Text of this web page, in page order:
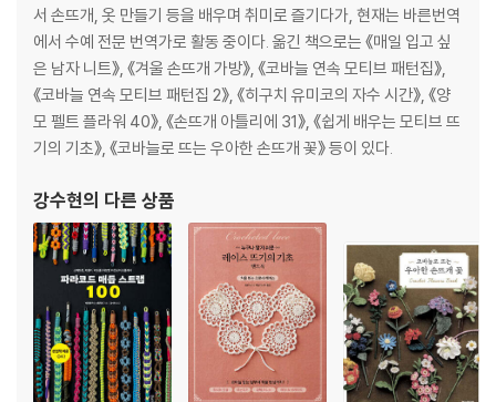
서 손뜨개, 옷 만들기 등을 배우며 취미로 즐기다가, 현재는 바른번역
에서 수예 전문 번역가로 활동 중이다. 옮긴 책으로는 《매일 입고 싶
은 남자 니트》, 《겨울 손뜨개 가방》, 《코바늘 연속 모티브 패턴집》,
《코바늘 연속 모티브 패턴집 2》, 《히구치 유미코의 자수 시간》, 《양
모 펠트 플라워 40》, 《손뜨개 아틀리에 31》, 《쉽게 배우는 모티브 뜨
기의 기초》, 《코바늘로 뜨는 우아한 손뜨개 꽃》 등이 있다.
강수현의 다른 상품